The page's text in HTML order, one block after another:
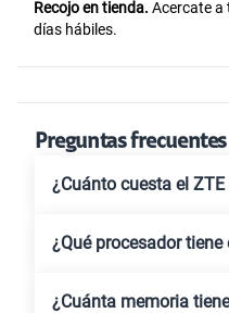
Recojo en tienda. Acercate a
días hábiles.
Preguntas frecuentes
¿Cuánto cuesta el
¿Qué procesador tiene
¿Cuánta memoria